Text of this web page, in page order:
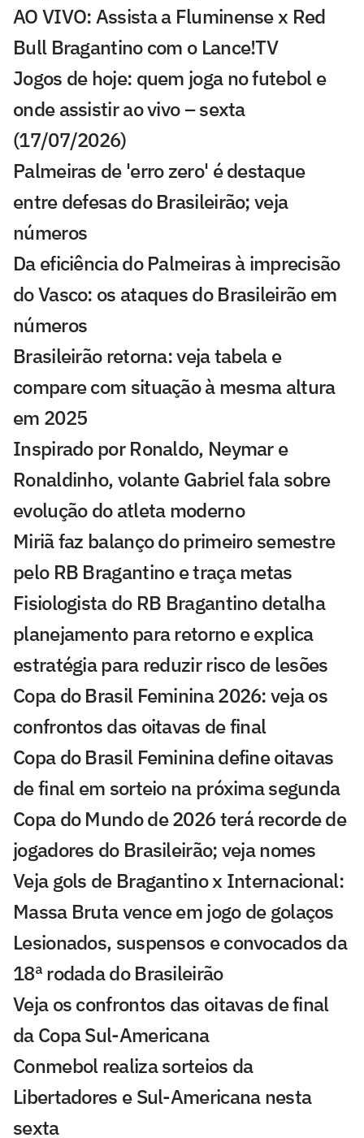
AO VIVO: Assista a Fluminense x Red
Bull Bragantino com o Lance!TV
Jogos de hoje: quem joga no futebol e
onde assistir ao vivo – sexta
(17/07/2026)
Palmeiras de 'erro zero' é destaque
entre defesas do Brasileirão; veja
números
Da eficiência do Palmeiras à imprecisão
do Vasco: os ataques do Brasileirão em
números
Brasileirão retorna: veja tabela e
compare com situação à mesma altura
em 2025
Inspirado por Ronaldo, Neymar e
Ronaldinho, volante Gabriel fala sobre
evolução do atleta moderno
Miriã faz balanço do primeiro semestre
pelo RB Bragantino e traça metas
Fisiologista do RB Bragantino detalha
planejamento para retorno e explica
estratégia para reduzir risco de lesões
Copa do Brasil Feminina 2026: veja os
confrontos das oitavas de final
Copa do Brasil Feminina define oitavas
de final em sorteio na próxima segunda
Copa do Mundo de 2026 terá recorde de
jogadores do Brasileirão; veja nomes
Veja gols de Bragantino x Internacional:
Massa Bruta vence em jogo de golaços
Lesionados, suspensos e convocados da
18ª rodada do Brasileirão
Veja os confrontos das oitavas de final
da Copa Sul-Americana
Conmebol realiza sorteios da
Libertadores e Sul-Americana nesta
sexta